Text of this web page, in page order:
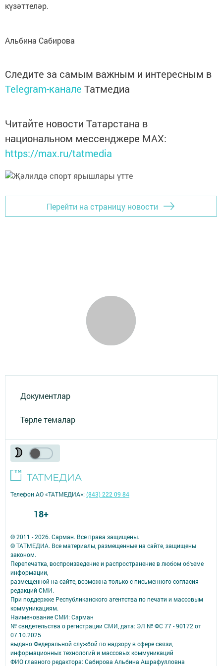
күзәттеләр.
Альбина Сабирова
Следите за самым важным и интересным в
Telegram-канале Татмедиа
Читайте новости Татарстана в
национальном мессенджере MАХ:
https://max.ru/tatmedia
Перейти на страницу новости
Документлар
Төрле темалар
© 2011 - 2026. Сарман. Все права защищены.
© ТАТМЕДИА. Все материалы, размещенные на сайте, защищены
законом.
Перепечатка, воспроизведение и распространение в любом объеме
информации,
размещенной на сайте, возможна только с письменного согласия
редакций СМИ.
При поддержке Республиканского агентства по печати и массовым
коммуникациям.
Наименование СМИ: Сарман
№ свидетельства о регистрации СМИ, дата: ЭЛ № ФС 77 - 90172 от
07.10.2025
выдано Федеральной службой по надзору в сфере связи,
информационных технологий и массовых коммуникаций
ФИО главного редактора: Сабирова Альбина Ашрафулловна
Телефон АО «ТАТМЕДИА»:(843) 222 09 84
18+